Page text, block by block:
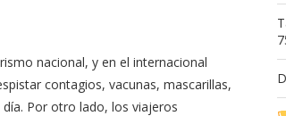
nacional, y en el internacional
contagios, vacunas, mascarillas,
Por otro lado, los viajeros